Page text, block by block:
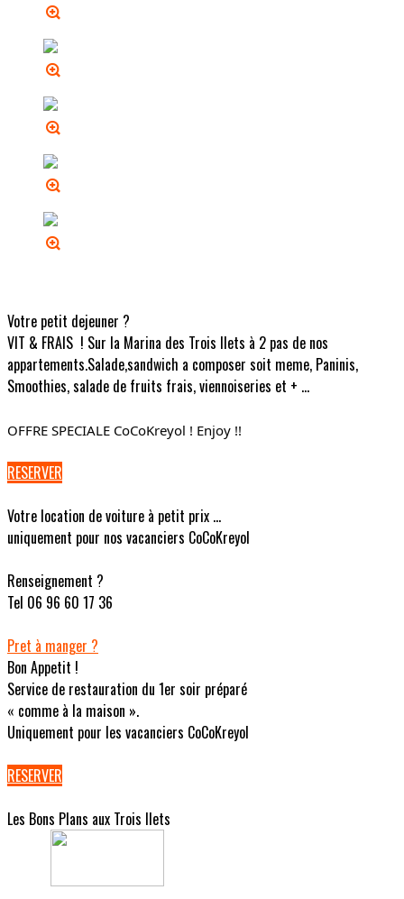
Votre petit dejeuner ?
VIT & FRAIS ! Sur la Marina des Trois Ilets à 2 pas de nos
appartements.Salade,sandwich a composer soit meme, Paninis,
Smoothies, salade de fruits frais, viennoiseries et + ...
OFFRE SPECIALE CoCoKreyol ! Enjoy !!
RESERVER
Votre location de voiture à petit prix ...
uniquement pour nos vacanciers CoCoKreyol
Renseignement ?
Tel 06 96 60 17 36
Pret à manger ?
Bon Appetit !
Service de restauration du 1er soir préparé
« comme à la maison ».
Uniquement pour les vacanciers CoCoKreyol
RESERVER
Les Bons Plans aux Trois Ilets